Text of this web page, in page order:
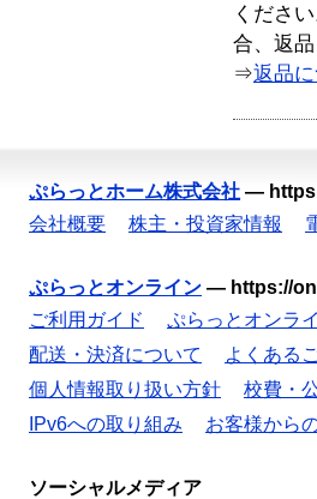
くださ
合、返
⇒返品
ぷらっとホーム株式会社 —
会社概要
株主・投資家情報
ぷらっとオンライン — https://
ご利用ガイド
ぷらっとオンラ
配送・決済について
よくある
個人情報取り扱い方針
校費・
IPv6への取り組み
お客様から
ソーシャルメディア